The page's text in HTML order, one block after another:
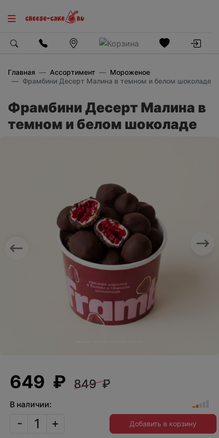
Главная Ассортимент
Мороженое
Фрамбини Десерт Малина в темном и белом шоколаде
Фрамбини Десерт Малина в
темном и белом шоколаде
Previous
649 ₽ 849 ₽
В наличии:
- + Добавить в корзину